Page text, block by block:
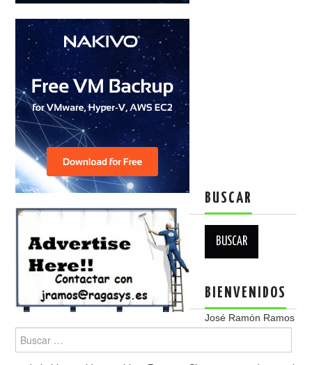
BUSCAR
BIENVENIDOS
José Ramón Ramos